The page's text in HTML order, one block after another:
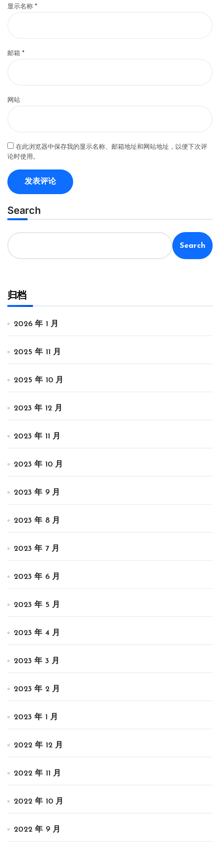
显示名称 *
邮箱 *
网站
在此浏览器中保存我的显示名称、邮箱地址和网站地址，以便下次评
论时使用。
Search
Search
归档
2026 年 1 月
2025 年 11 月
2025 年 10 月
2023 年 12 月
2023 年 11 月
2023 年 10 月
2023 年 9 月
2023 年 8 月
2023 年 7 月
2023 年 6 月
2023 年 5 月
2023 年 4 月
2023 年 3 月
2023 年 2 月
2023 年 1 月
2022 年 12 月
2022 年 11 月
2022 年 10 月
2022 年 9 月